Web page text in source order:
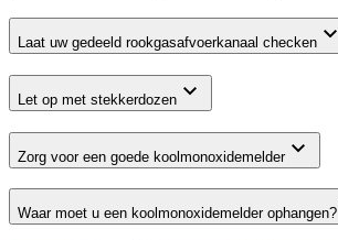
Laat uw gedeeld rookgasafvoerkanaal checken
Let op met stekkerdozen
Zorg voor een goede koolmonoxidemelder
Waar moet u een koolmonoxidemelder ophangen?